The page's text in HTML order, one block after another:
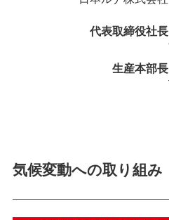
代表取締役社長
生産本部長
気候変動への取り組み